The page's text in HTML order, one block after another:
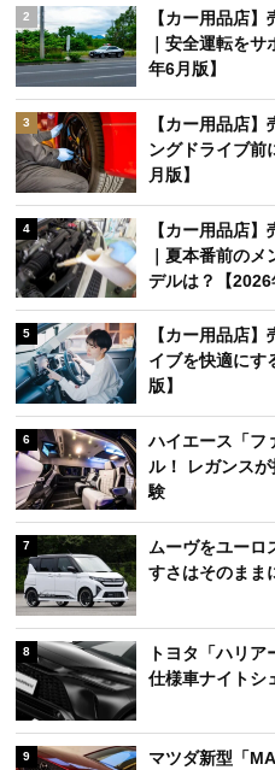
2
【カー用品店
｜安全運転を
年6月版】
3
【カー用品店
ングドライブ前
月版】
4
【カー用品店
｜夏本番前の
デルは？【2026
5
【カー用品店
イブを快適にす
版】
6
ハイエース「フ
ル！ レガンス
験
7
ムーヴをユーロ
すさはそのまま
8
トヨタ「ハリ
仕様車ナイトシ
9
マツダ新型「